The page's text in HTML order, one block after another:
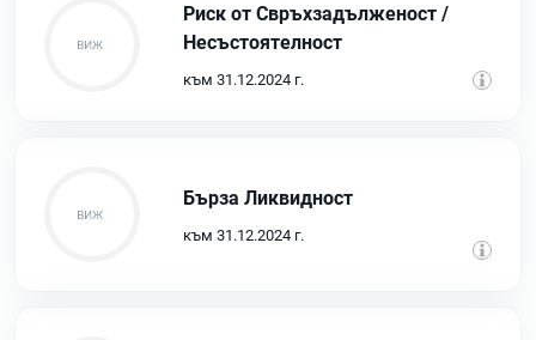
Риск от Свръхзадълженост /
Несъстоятелност
към 31.12.2024 г.
Бърза Ликвидност
към 31.12.2024 г.